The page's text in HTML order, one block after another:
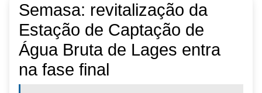
Semasa: revitalização da
Estação de Captação de
Água Bruta de Lages entra
na fase final